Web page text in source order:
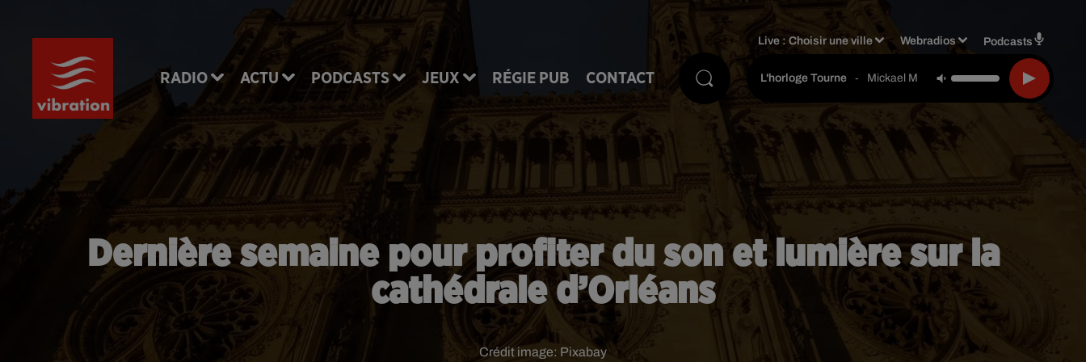
RADIO ACTU PODCASTS JEUX RÉGIE PUB CONTACT
Live :Choisir une ville Webradios Podcasts
L'horloge Tourne - Mickael Miro
Dernière semaine pour profiter du son et lumière sur la
cathédrale d’Orléans
Crédit image: Pixabay